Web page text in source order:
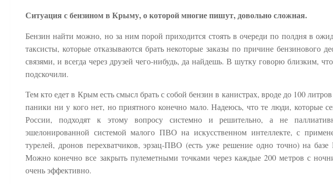
Ситуация с бензином в Крыму, о которой многие пишут, довольно сложная.
Бензин найти можно, но за ним порой приходится стоять в очереди по полдня в
таксисты, которые отказываются брать некоторые заказы по причине бензинового
связями, и всегда через друзей чего-нибудь, да найдешь. В шутку говорю близким,
подскочили.
Тем кто едет в Крым есть смысл брать с собой бензин в канистрах, вроде до 100
паники ни у кого нет, но приятного конечно мало. Надеюсь, что те люди, которые
России, подходят к этому вопросу системно и решительно, а не
эшелонированной системой малого ПВО на искусственном интеллекте, с
турелей, дронов перехватчиков, эрзац-ПВО (есть уже решение одно точно) на
Можно конечно все закрыть пулеметными точками через каждые 200 метров с
очень эффективно.